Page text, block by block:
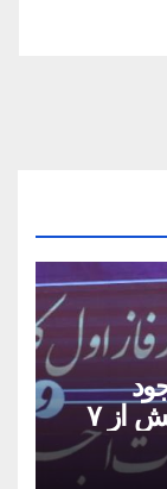
شرایط جنگی متوقف نشد؛ بیش از ۷
به بهره‌برداری